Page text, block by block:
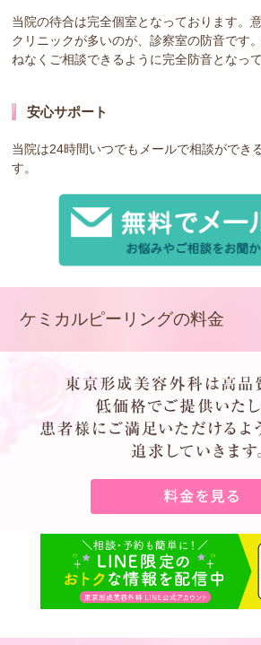
当院の待合は完全個室となっております。
クリニックが多いのが、診察室の防音です
ねなくご相談できるように完全防音となって
安心サポート
当院は24時間いつでもメールで相談ができ
す。
ケミカルピーリングの料金